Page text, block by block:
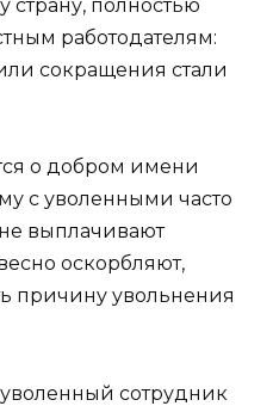
полностью
работодателям:
сокращения стали
о добром имени
с уволенными часто
выплачивают
оскорбляют,
причину увольнения
сотрудник